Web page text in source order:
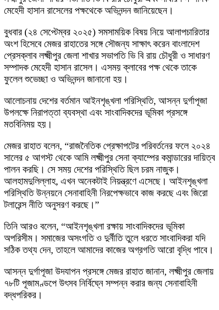
মেহেদী হাসান রাসেলের পক্ষথেকে অভিনন্দন জানিয়েছেন।
বুধবার (২৪ সেপ্টেম্বর ২০২৫) সমসাময়িক বিষয় নিয়ে আলাপচারিতার
অংশ হিসেবে মেজর রাহাতের সঙ্গে সৌজন্য সাক্ষাৎ করেন বাংলাদেশ
প্রেসক্লাব লক্ষ্মীপুর জেলা শাখার সভাপতি ভি বি রায় চৌধুরী ও সাধারণ
সম্পাদক মেহেদী হাসান রাসেল। এসময় ক্লাবের পক্ষ থেকে তাকে
ফুলেল শুভেচ্ছা ও অভিনন্দন জানানো হয়।
আলোচনায় দেশের বর্তমান আইনশৃঙ্খলা পরিস্থিতি, আসন্ন দুর্গাপূজা
উপলক্ষে নিরাপত্তা ব্যবস্থা এবং সাংবাদিকদের ভূমিকা প্রসঙ্গে
মতবিনিময় হয়।
মেজর রাহাত বলেন, “রাজনৈতিক প্রেক্ষাপটের পরিবর্তনের ফলে ২০২৪
সালের ৫ আগস্ট থেকে আমি লক্ষ্মীপুর সেনা ক্যাম্পের কমান্ডারের দায়িত্ব
পালন করছি। সে সময় দেশের পরিস্থিতি ছিল চরম নাজুক।
আলহামদুলিল্লাহ, এখন অনেকটাই নিয়ন্ত্রণে এসেছে। আইনশৃঙ্খলা
পরিস্থিতি উন্নয়নে সেনাবাহিনী নিরপেক্ষভাবে কাজ করছে এবং জিরো
টলারেন্স নীতি অনুসরণ করছে।”
তিনি আরও বলেন, “আইনশৃঙ্খলা রক্ষায় সাংবাদিকদের ভূমিকা
অপরিসীম। সমাজের অসংগতি ও দুর্নীতি তুলে ধরতে সাংবাদিকরা যদি
সঠিক তথ্য দেন, তাহলে আমাদের কাজের অগ্রগতি আরো বৃদ্ধি পাবে।
আসন্ন দুর্গাপূজা উদযাপন প্রসঙ্গে মেজর রাহাত জানান, লক্ষ্মীপুর জেলায়
৭৮টি পূজামণ্ডপে উৎসব নির্বিঘ্নে সম্পন্ন করার জন্য সেনাবাহিনী
বদ্ধপরিকর।